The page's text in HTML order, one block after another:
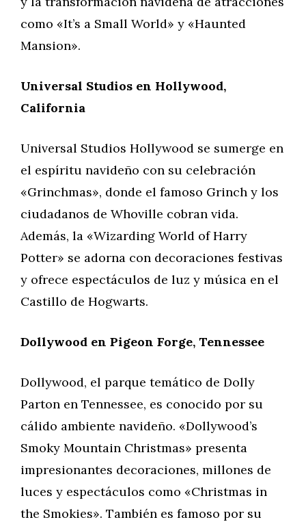
como «It’s a Small World» y «Haunted
Mansion».
Universal Studios en Hollywood,
California
Universal Studios Hollywood se sumerge en
el espíritu navideño con su celebración
«Grinchmas», donde el famoso Grinch y los
ciudadanos de Whoville cobran vida.
Además, la «Wizarding World of Harry
Potter» se adorna con decoraciones festivas
y ofrece espectáculos de luz y música en el
Castillo de Hogwarts.
Dollywood en Pigeon Forge, Tennessee
Dollywood, el parque temático de Dolly
Parton en Tennessee, es conocido por su
cálido ambiente navideño. «Dollywood’s
Smoky Mountain Christmas» presenta
impresionantes decoraciones, millones de
luces y espectáculos como «Christmas in
the Smokies». También es famoso por su